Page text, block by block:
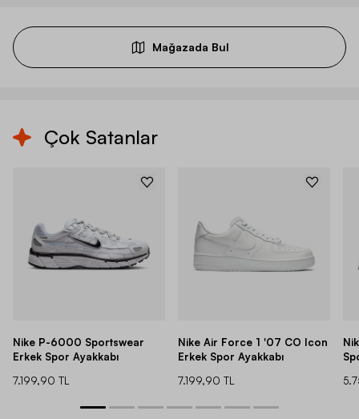
Mağazada Bul
Çok Satanlar
Nike P-6000 Sportswear
Erkek Spor Ayakkabı
7.199,90 TL
Nike Air Force 1 '07 CO Icon
Erkek Spor Ayakkabı
7.199,90 TL